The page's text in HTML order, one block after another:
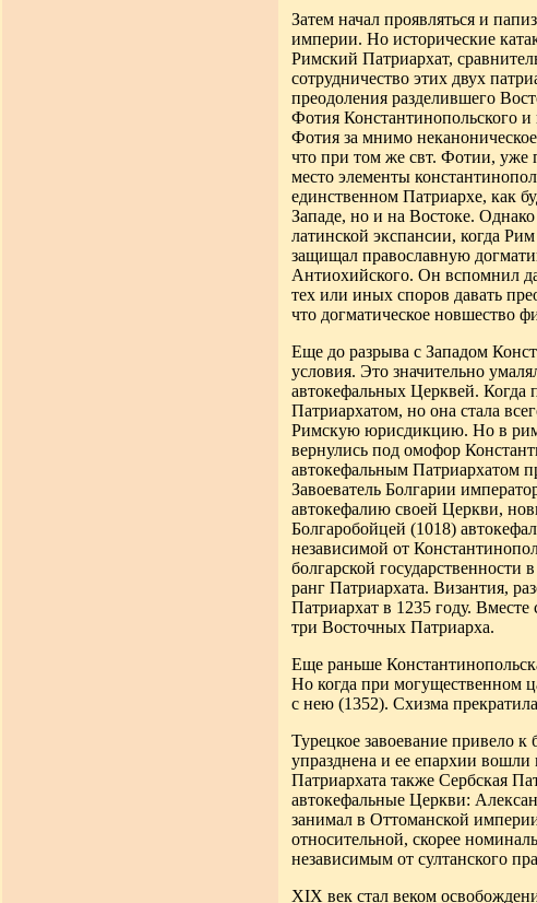
Затем начал проявляться и
империи. Но исторические
Римский Патриархат,
сотрудничество этих двух
преодоления разделившего
Фотия Константинопольского
Фотия за мнимо
что при том же свт. Фотии, уже
место элементы
единственном Патриархе, как
Западе, но и на Востоке.
латинской экспансии, когда
защищал православную
Антиохийского. Он вспомнил
тех или иных споров давать
что догматическое новшество
Еще до разрыва с Западом
условия. Это значительно
автокефальных Церквей. Когда
Патриархатом, но она стала
Римскую юрисдикцию. Но в
вернулись под омофор
автокефальным Патриархатом
Завоеватель Болгарии
автокефалию своей Церкви,
Болгаробойцей (1018)
независимой от
болгарской
ранг Патриархата. Византия,
Патриархат в 1235 году.
три Восточных Патриарха.
Еще раньше
Но когда при могущественном
с нею (1352). Схизма
Турецкое завоевание привело
упразднена и ее епархии
Патриархата также Сербская
автокефальные Церкви:
занимал в Оттоманской
относительной, скорее
независимым от султанского
XIX век стал веком